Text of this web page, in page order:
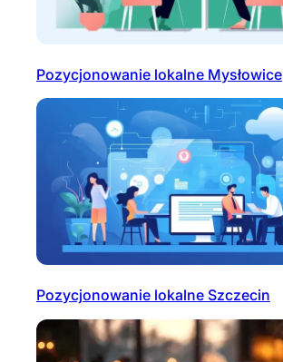
Pozycjonowanie lokalne Mysłowice
Pozycjonowanie lokalne Szczecin